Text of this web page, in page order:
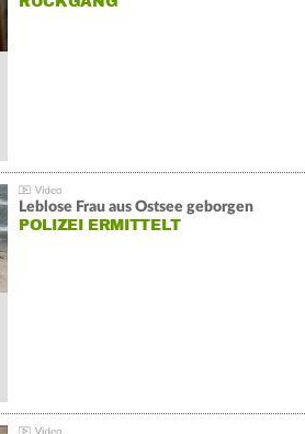
Leblose Frau aus Ostsee geborgen
POLIZEI ERMITTELT